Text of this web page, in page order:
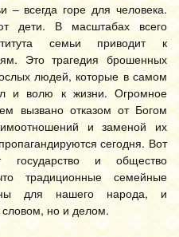
– всегда горе для человека.
дети. В масштабах всего
семьи приводит к
Это трагедия брошенных
людей, которые в самом
и волю к жизни. Огромное
вызвано отказом от Богом
и заменой их
сегодня. Вот
государство и общество
традиционные семейные
для нашего народа, и
но и делом.